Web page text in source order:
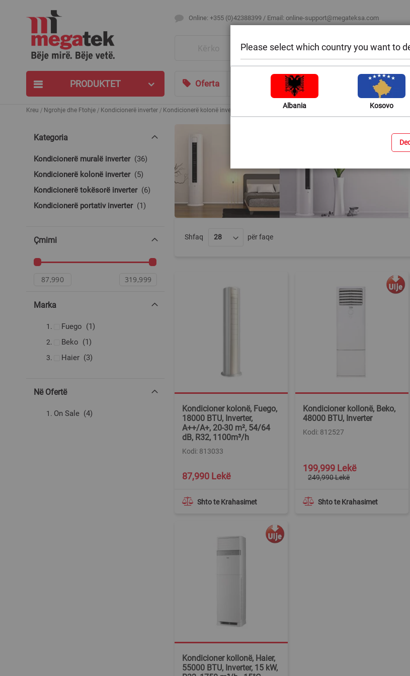
Online: +355 (0)42388399 / Email: online-support@megateksa.com
PRODUKTET Oferta Bli sipas ambientit Ndihmë
Kreu Ngrohje dhe Ftohje Kondicionerë inverter Kondicionerë kolonë inverter
Shfaq për faqe
Kondicioner kolonë, Fuego,
18000 BTU, Inverter,
A++/A+, 20-30 m², 54/64
dB, R32, 1100m³/h
Kodi: 813033
Shto te Krahasimet
87,990 Lekë
Kondicioner kollonë, Beko,
48000 BTU, Inverter
Kodi: 812527
Shto te Krahasimet
Special
Price
199,999 Lekë
249,990 Lekë
Kondicioner kollonë, Haier,
55000 BTU, Inverter, 15 kW,
Kategoria
Kondicionerë muralë inverter 36produkte
Kondicionerë kolonë inverter
5produkte
Kondicionerë tokësorë inverter
6produkte
Kondicionerë portativ inverter
1produkt
Çmimi
Marka
Fuego 1produkt
Beko
1produkt
Haier
3produkte
Në Ofertë
On Sale 4produkte
Please select which country you want to
Albania Kosovo